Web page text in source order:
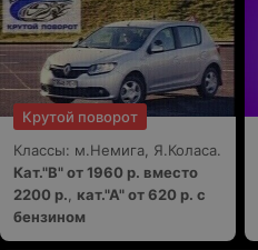
Крутой поворот
Классы: м.Немига, Я.Коласа.
Кат."В" от 1960 р. вместо
2200 р., кат."А" от 620 р. с
бензином